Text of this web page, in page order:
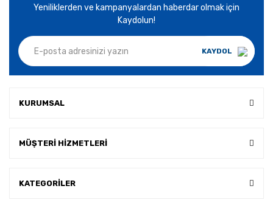
Yeniliklerden ve kampanyalardan haberdar olmak için
Kaydolun!
KAYDOL
KURUMSAL
MÜŞTERİ HİZMETLERİ
KATEGORİLER